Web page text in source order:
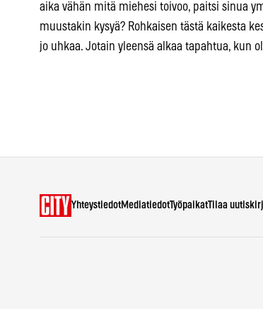
aika vähän mitä miehesi toivoo, paitsi sinua
muustakin kysyä? Rohkaisen tästä kaikesta
jo uhkaa. Jotain yleensä alkaa tapahtua, kun
YhteystiedotMediatiedotTyöpaikatTilaa